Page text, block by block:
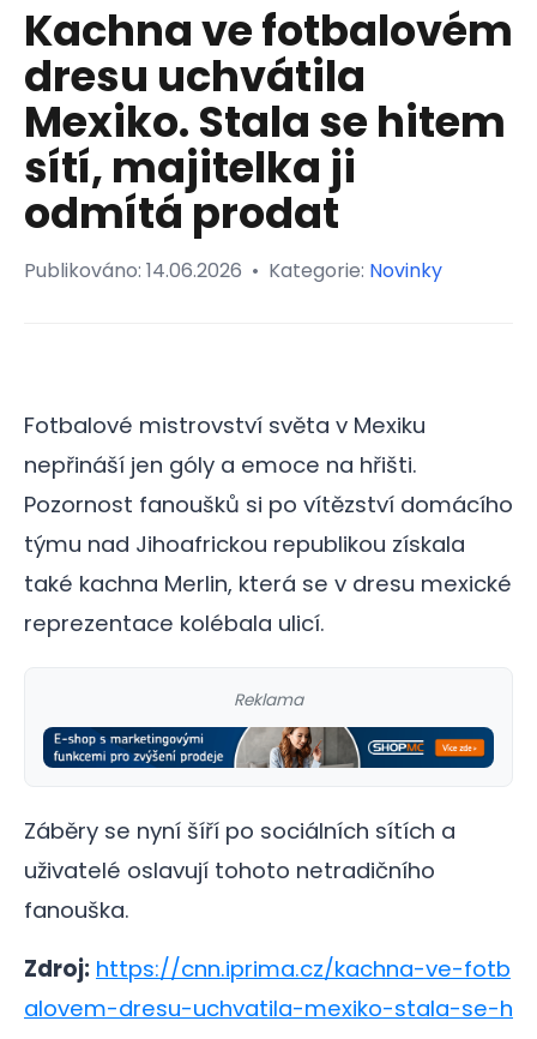
Kachna ve fotbalovém
dresu uchvátila
Mexiko. Stala se hitem
sítí, majitelka ji
odmítá prodat
Publikováno: 14.06.2026 • Kategorie: Novinky
Fotbalové mistrovství světa v Mexiku
nepřináší jen góly a emoce na hřišti.
Pozornost fanoušků si po vítězství domácího
týmu nad Jihoafrickou republikou získala
také kachna Merlin, která se v dresu mexické
reprezentace kolébala ulicí.
Reklama
Záběry se nyní šíří po sociálních sítích a
uživatelé oslavují tohoto netradičního
fanouška.
Zdroj: https://cnn.iprima.cz/kachna-ve-fotb
alovem-dresu-uchvatila-mexiko-stala-se-h